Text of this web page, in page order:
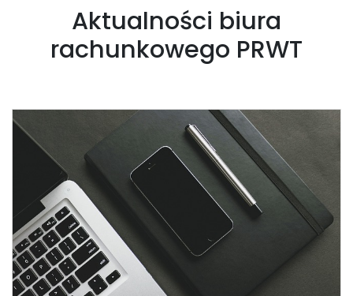
Aktualności biura
rachunkowego PRWT